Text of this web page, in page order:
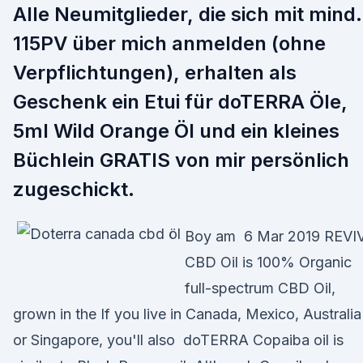
Alle Neumitglieder, die sich mit mind.
115PV über mich anmelden (ohne
Verpflichtungen), erhalten als
Geschenk ein Etui für doTERRA Öle,
5ml Wild Orange Öl und ein kleines
Büchlein GRATIS von mir persönlich
zugeschickt.
Boy am 6 Mar 2019
CBD Oil is 100% Organic
full-spectrum CBD Oil,
grown in the If you live in Canada, Mexico, Australia
or Singapore, you'll also doTERRA Copaiba oil is